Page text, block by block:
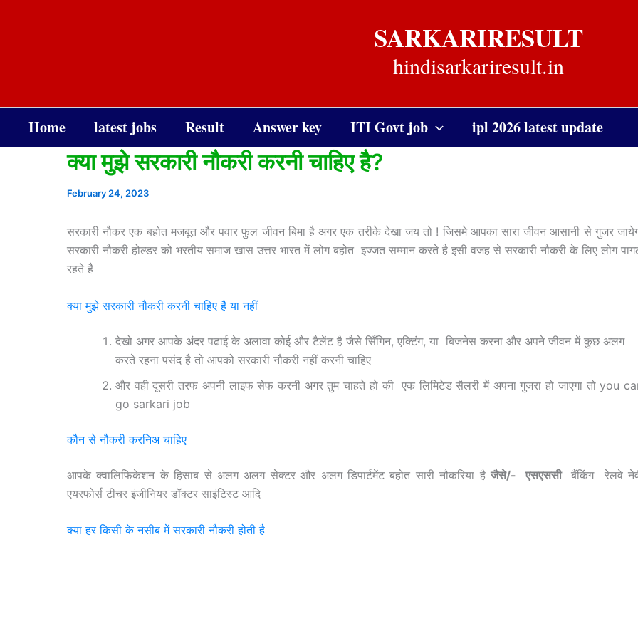
SARKARIRESULT
hindisarkariresult.in
Home latest jobs Result Answer key ITI Govt job ipl 2026 latest update
क्या मुझे सरकारी नौकरी करनी चाहिए है?
February 24, 2023
सरकारी नौकर एक बहोत मजबूत और पवार फुल जीवन बिमा है अगर एक तरीके देखा जय तो ! जिसमे आपका सारा जीवन आसानी से गुजर
सरकारी नौकरी होल्डर को भरतीय समाज खास उत्तर भारत में लोग बहोत इज्जत सम्मान करते है इसी वजह से सरकारी नौकरी के लिए लोग
रहते है
क्या मुझे सरकारी नौकरी करनी चाहिए है या नहीं
देखो अगर आपके अंदर पढाई के अलावा कोई और टैलेंट है जैसे सिँगिन, एक्टिंग, या बिजनेस करना और अपने जीवन में कुछ अलग
करते रहना पसंद है तो आपको सरकारी नौकरी नहीं करनी चाहिए
और वही दूसरी तरफ अपनी लाइफ सेफ करनी अगर तुम चाहते हो की एक लिमिटेड सैलरी में अपना गुजरा हो जाएगा तो you
go sarkari job
कौन से नौकरी करनिअ चाहिए
आपके क्वालिफिकेशन के हिसाब से अलग अलग सेक्टर और अलग डिपार्टमेंट बहोत सारी नौकरिया हैजैसे/- एसएससी बैंकिंग रेलवे
एयरफोर्स टीचर इंजीनियर डॉक्टर साइंटिस्ट आदि
क्या हर किसी के नसीब में सरकारी नौकरी होती है